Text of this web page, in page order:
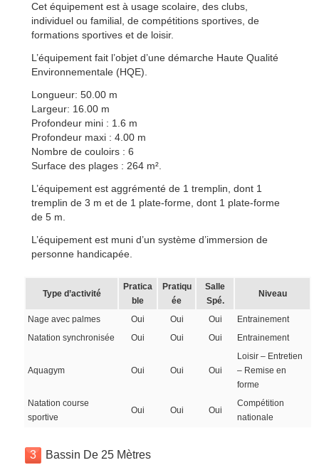
Cet équipement est à usage scolaire, des clubs,
individuel ou familial, de compétitions sportives, de
formations sportives et de loisir.
L’équipement fait l’objet d’une démarche Haute Qualité
Environnementale (HQE).
Longueur: 50.00 m
Largeur: 16.00 m
Profondeur mini : 1.6 m
Profondeur maxi : 4.00 m
Nombre de couloirs : 6
Surface des plages : 264 m².
L’équipement est aggrémenté de 1 tremplin, dont 1
tremplin de 3 m et de 1 plate-forme, dont 1 plate-forme
de 5 m.
L’équipement est muni d’un système d’immersion de
personne handicapée.
Type d’activité
Pratica
ble
Pratiqu
ée
Salle
Spé.
Niveau
Nage avec palmes Oui Oui Oui
Entrainement
Natation synchronisée
Oui Oui Oui Entrainement
Aquagym Oui Oui Oui
Loisir – Entretien
– Remise en
forme
Natation course
sportive
Oui Oui Oui
Compétition
nationale
3 Bassin De 25 Mètres